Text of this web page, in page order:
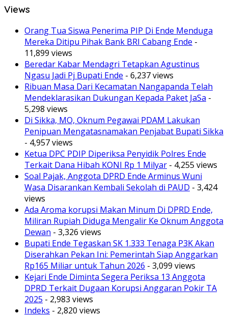
Views
Orang Tua Siswa Penerima PIP Di Ende Menduga
Mereka Ditipu Pihak Bank BRI Cabang Ende -
11,899 views
Beredar Kabar Mendagri Tetapkan Agustinus
Ngasu Jadi Pj Bupati Ende - 6,237 views
Ribuan Masa Dari Kecamatan Nangapanda Telah
Mendeklarasikan Dukungan Kepada Paket JaSa -
5,298 views
Di Sikka, MO, Oknum Pegawai PDAM Lakukan
Penipuan Mengatasnamakan Penjabat Bupati Sikka
- 4,957 views
Ketua DPC PDIP Diperiksa Penyidik Polres Ende
Terkait Dana Hibah KONI Rp 1 Milyar - 4,255 views
Soal Pajak, Anggota DPRD Ende Arminus Wuni
Wasa Disarankan Kembali Sekolah di PAUD - 3,424
views
Ada Aroma korupsi Makan Minum Di DPRD Ende,
Miliran Rupiah Diduga Mengalir Ke Oknum Anggota
Dewan - 3,326 views
Bupati Ende Tegaskan SK 1.333 Tenaga P3K Akan
Diserahkan Pekan Ini: Pemerintah Siap Anggarkan
Rp165 Miliar untuk Tahun 2026 - 3,099 views
Kejari Ende Diminta Segera Periksa 13 Anggota
DPRD Terkait Dugaan Korupsi Anggaran Pokir TA
2025 - 2,983 views
Indeks - 2,820 views